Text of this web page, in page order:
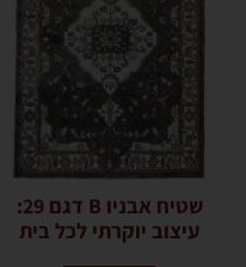
שטיח אבניו B דגם 29:
עיצוב יוקרתי לכל בית